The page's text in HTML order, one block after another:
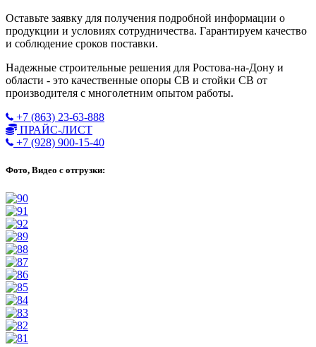
Оставьте заявку для получения подробной информации о
продукции и условиях сотрудничества. Гарантируем качество
и соблюдение сроков поставки.
Надежные строительные решения для Ростова-на-Дону и
области - это качественные опоры СВ и стойки СВ от
производителя с многолетним опытом работы.
+7 (863) 23-63-888
ПРАЙС-ЛИСТ
+7 (928) 900-15-40
Фото, Видео с отгрузки: